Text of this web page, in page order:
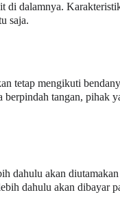
dalamnya.
saja.
tetap mengikuti
tangan, pihak
dahulu akan
dahulu akan dibayar